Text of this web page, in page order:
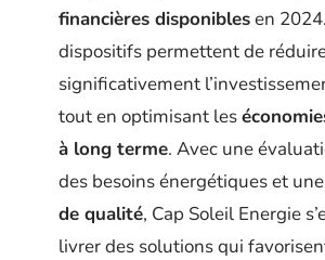
financières disponiblesen
dispositifs permettent de
significativement
tout en optimisant les
à long terme. Avec une
des besoins énergétiques et une
de qualité, Cap Soleil Energie
livrer des solutions qui